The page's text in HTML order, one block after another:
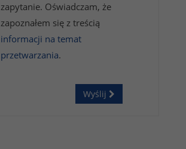
zapytanie. Oświadczam, że
zapoznałem się z treścią
informacji na temat
przetwarzania.
Wyślij